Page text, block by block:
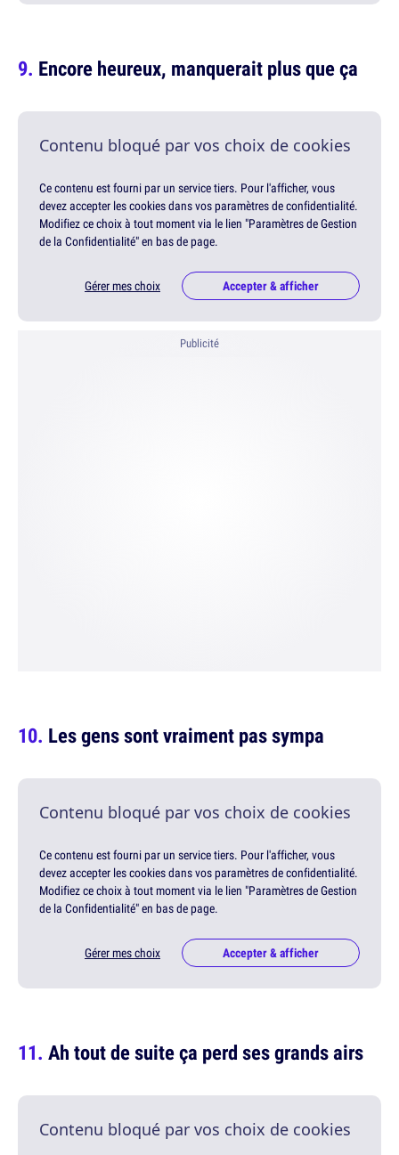
Encore heureux, manquerait plus que ça
Contenu bloqué par vos choix de cookies
Ce contenu est fourni par un service tiers. Pour l'afficher, vous
devez accepter les cookies dans vos paramètres de confidentialité.
Modifiez ce choix à tout moment via le lien "Paramètres de Gestion
de la Confidentialité" en bas de page.
Gérer mes choix Accepter & afficher
Publicité
Les gens sont vraiment pas sympa
Contenu bloqué par vos choix de cookies
Ce contenu est fourni par un service tiers. Pour l'afficher, vous
devez accepter les cookies dans vos paramètres de confidentialité.
Modifiez ce choix à tout moment via le lien "Paramètres de Gestion
de la Confidentialité" en bas de page.
Gérer mes choix Accepter & afficher
Ah tout de suite ça perd ses grands airs
Contenu bloqué par vos choix de cookies